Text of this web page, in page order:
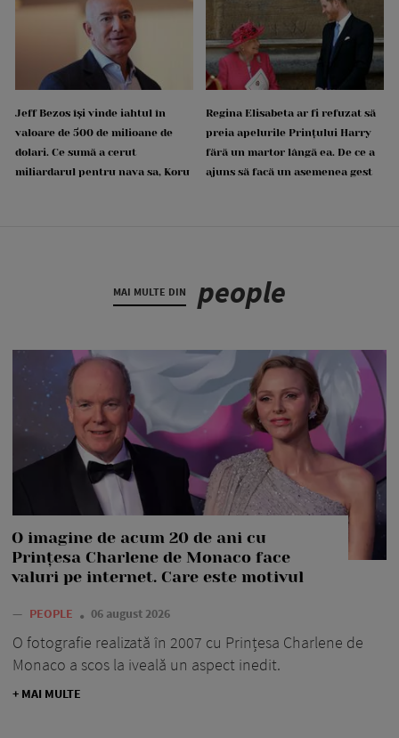
Jeff Bezos își vinde iahtul în
valoare de 500 de milioane de
dolari. Ce sumă a cerut
miliardarul pentru nava sa, Koru
Regina Elisabeta ar fi refuzat să
preia apelurile Prințului Harry
fără un martor lângă ea. De ce a
ajuns să facă un asemenea gest
MAI MULTE DIN people
O imagine de acum 20 de ani cu
Prințesa Charlene de Monaco face
valuri pe internet. Care este motivul
— PEOPLE 06 august 2026
O fotografie realizată în 2007 cu Prințesa Charlene de
Monaco a scos la iveală un aspect inedit.
+ MAI MULTE